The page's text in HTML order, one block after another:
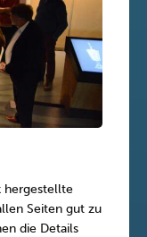
hergestellte
Seiten gut zu
die Details